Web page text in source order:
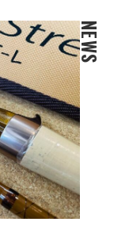
NEWS